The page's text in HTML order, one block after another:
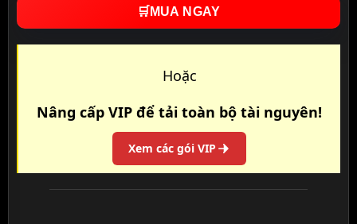
🛒 MUA NGAY
Hoặc
Nâng cấp VIP để tải toàn bộ tài nguyên!
Xem các gói VIP